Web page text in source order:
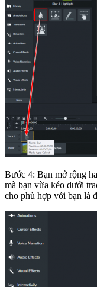
Bước 4: Bạn mở rộng
mà bạn vừa kéo dưới
cho phù hợp với bạn là